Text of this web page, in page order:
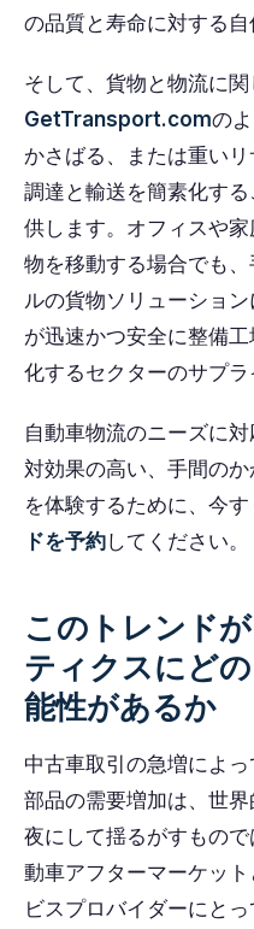
の品質と寿命に対する自
そして、貨物と物流に関
GetTransport.comの
かさばる、または重い
調達と輸送を簡素化す
供します。オフィスや
物を移動する場合でも
ルの貨物ソリューショ
が迅速かつ安全に整備
化するセクターのサプラ
自動車物流のニーズに
対効果の高い、手間の
を体験するために、今す
ドを予約してください。
このトレンド
ティクスにど
能性があるか
中古車取引の急増によ
部品の需要増加は、世
夜にして揺るがすもの
動車アフターマーケッ
ビスプロバイダーにと